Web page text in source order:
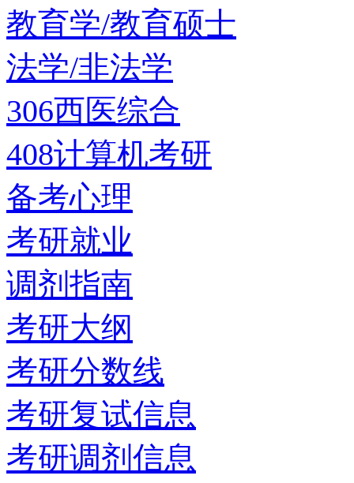
教育学/教育硕士
法学/非法学
306西医综合
408计算机考研
备考心理
考研就业
调剂指南
考研大纲
考研分数线
考研复试信息
考研调剂信息